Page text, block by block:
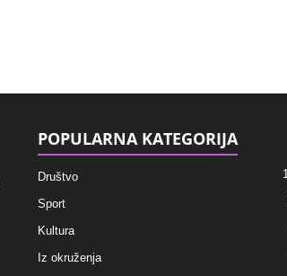
POPULARNA KATEGORIJA
Društvo
Sport
Kultura
Iz okruženja